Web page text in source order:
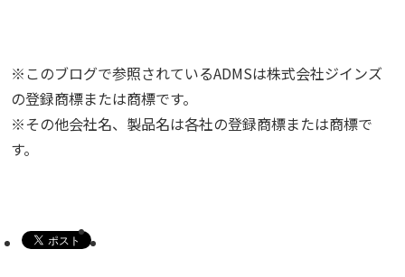
※このブログで参照されているADMSは株式会社ジインズ
の登録商標または商標です。
※その他会社名、製品名は各社の登録商標または商標で
す。